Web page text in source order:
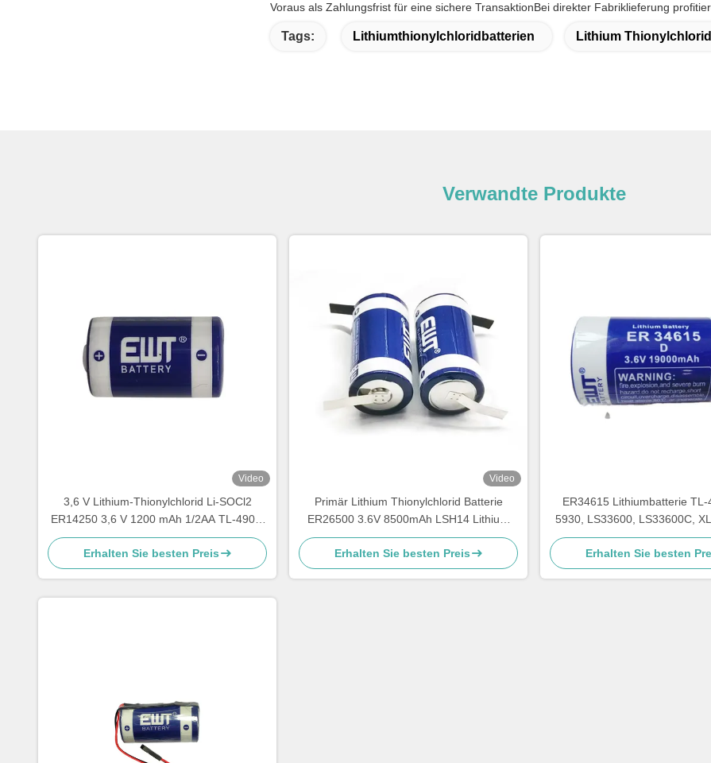
Voraus als Zahlungsfrist für eine sichere TransaktionBei direkter Fabriklieferung
Tags: Lithiumthionylchloridbatterien Lithium
Verwandte Produkte
Video
3,6 V Lithium-Thionylchlorid Li-SOCl2
ER14250 3,6 V 1200 mAh 1/2AA TL-4902,
TLL-5902, LS14250, XL-050F, SB-AA02,
PT-2150
Erhalten Sie besten Preis
Video
Primär Lithium Thionylchlorid Batterie
ER26500 3.6V 8500mAh LSH14 Lithium
Batterie
Erhalten Sie besten Preis
ER34615 Lithiumbatterie TL-
5930, LS33600, LS33600C,
205F, SB-D01, SB-D02,
Erhalten Sie besten